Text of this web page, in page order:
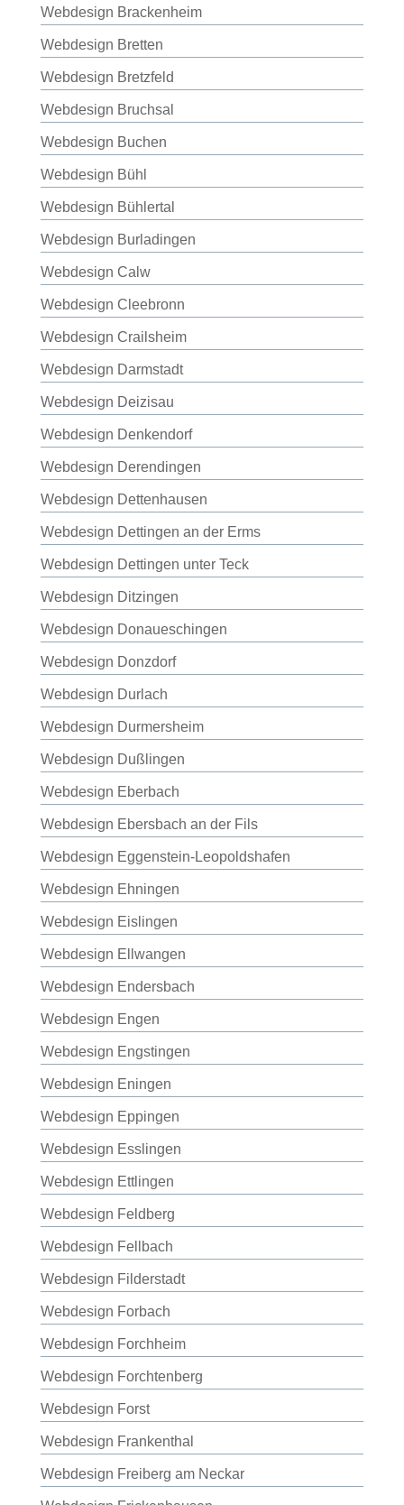
Webdesign Brackenheim
Webdesign Bretten
Webdesign Bretzfeld
Webdesign Bruchsal
Webdesign Buchen
Webdesign Bühl
Webdesign Bühlertal
Webdesign Burladingen
Webdesign Calw
Webdesign Cleebronn
Webdesign Crailsheim
Webdesign Darmstadt
Webdesign Deizisau
Webdesign Denkendorf
Webdesign Derendingen
Webdesign Dettenhausen
Webdesign Dettingen an der Erms
Webdesign Dettingen unter Teck
Webdesign Ditzingen
Webdesign Donaueschingen
Webdesign Donzdorf
Webdesign Durlach
Webdesign Durmersheim
Webdesign Dußlingen
Webdesign Eberbach
Webdesign Ebersbach an der Fils
Webdesign Eggenstein-Leopoldshafen
Webdesign Ehningen
Webdesign Eislingen
Webdesign Ellwangen
Webdesign Endersbach
Webdesign Engen
Webdesign Engstingen
Webdesign Eningen
Webdesign Eppingen
Webdesign Esslingen
Webdesign Ettlingen
Webdesign Feldberg
Webdesign Fellbach
Webdesign Filderstadt
Webdesign Forbach
Webdesign Forchheim
Webdesign Forchtenberg
Webdesign Forst
Webdesign Frankenthal
Webdesign Freiberg am Neckar